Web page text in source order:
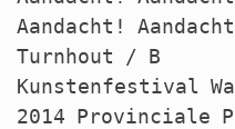
Aandacht!
Turnhout / B
Kunstenfestival
2014 Provinciale